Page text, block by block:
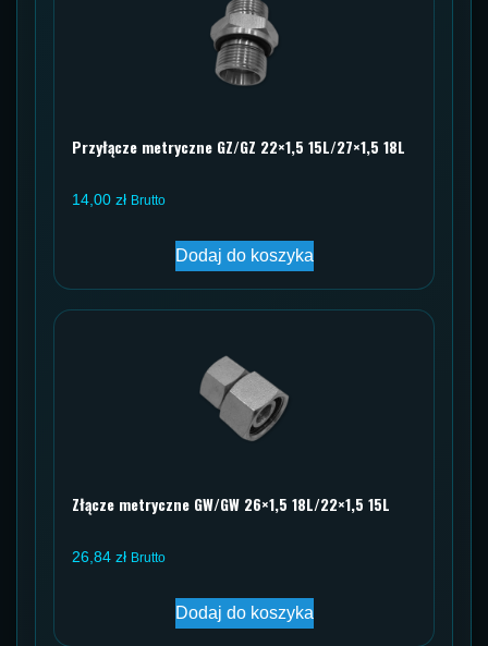
Przyłącze metryczne GZ/GZ 22×1,5 15L/27×1,5 18L
14,00 zł Brutto
Dodaj do koszyka
Złącze metryczne GW/GW 26×1,5 18L/22×1,5 15L
26,84 zł Brutto
Dodaj do koszyka